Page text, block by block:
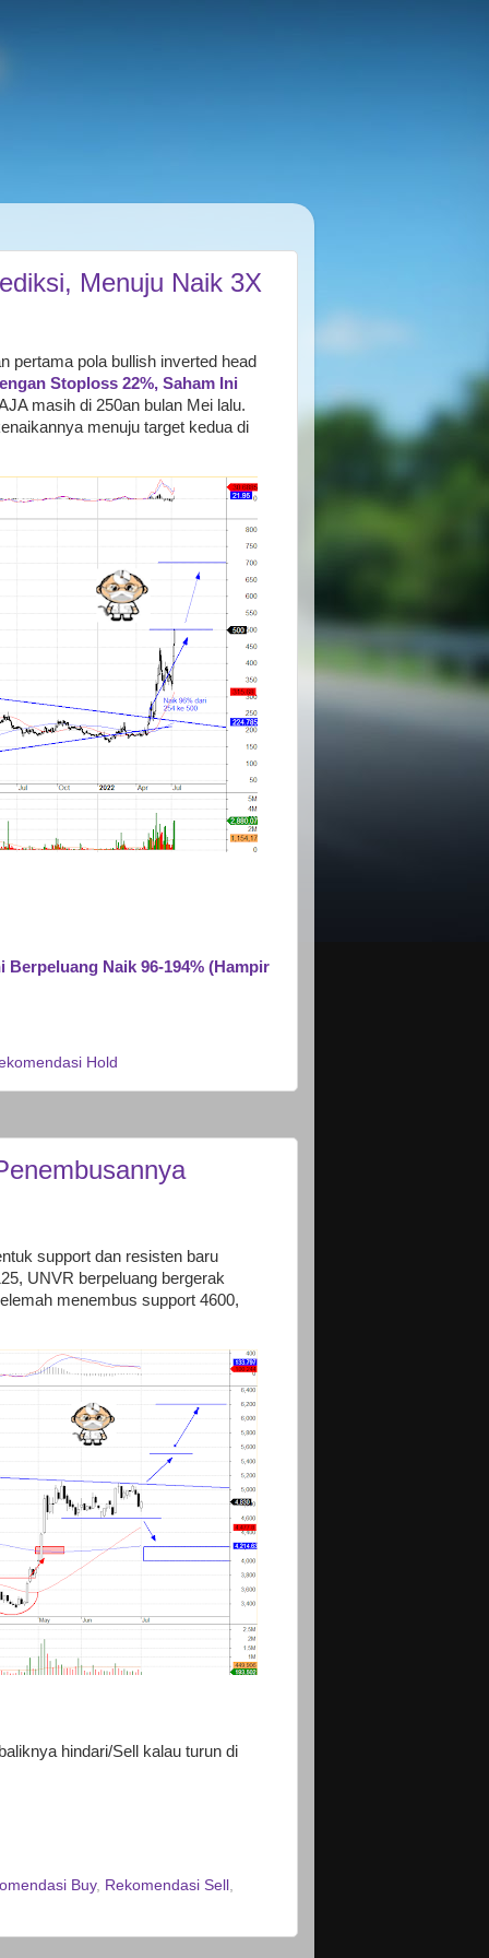
Menuju Naik 3X
pertama pola bullish inverted head
Stoploss 22%, Saham Ini
masih di 250an bulan Mei lalu.
menuju target kedua di
Berpeluang Naik 96-194% (Hampir
Hold
support dan resisten baru
UNVR berpeluang bergerak
menembus support 4600,
hindari/Sell kalau turun di
Buy, Rekomendasi Sell ,